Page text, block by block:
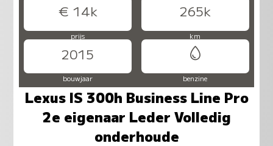
€ 14k 265k
prijs km
2015
bouwjaar benzine
Lexus IS 300h Business Line Pro
2e eigenaar Leder Volledig
onderhoude